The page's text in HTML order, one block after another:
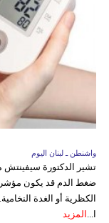
واشنطن ـ لبنان اليوم
تشير الدكتورة سيفينتش
ضغط الدم قد يكون
الكظرية أو الغدة
ا... المزيد